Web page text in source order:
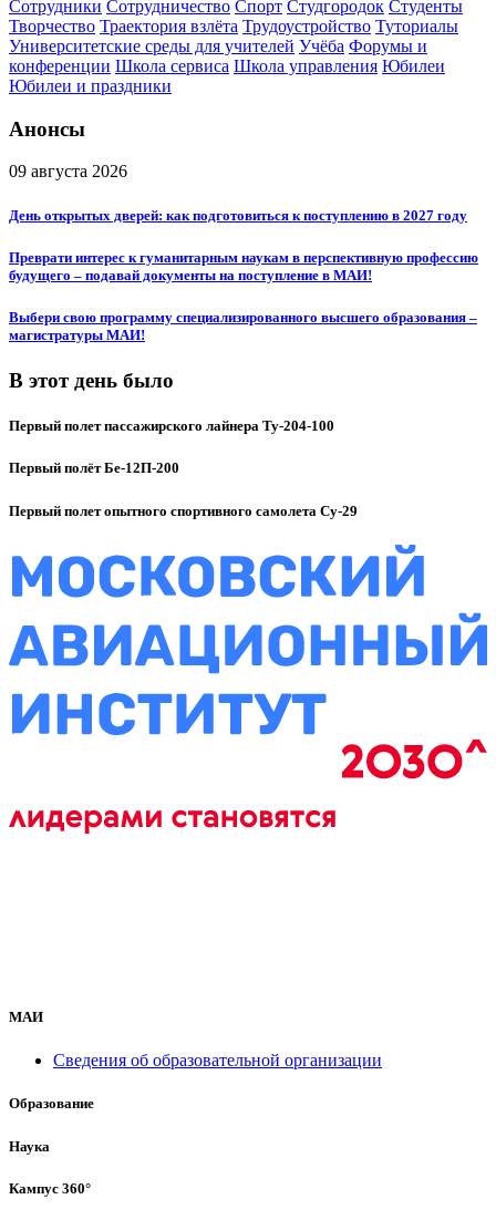
Сотрудники Сотрудничество Спорт Студгородок Студенты
Творчество Траектория взлёта Трудоустройство Туториалы
Университетские среды для учителей Учёба Форумы и
конференции Школа сервиса Школа управления Юбилеи
Юбилеи и праздники
Анонсы
09 августа 2026
День открытых дверей: как подготовиться к поступлению в 2027 году
Преврати интерес к гуманитарным наукам в перспективную профессию
будущего – подавай документы на поступление в МАИ!
Выбери свою программу специализированного высшего образования –
магистратуры МАИ!
В этот день было
Первый полет пассажирского лайнера Ту-204-100
Первый полёт Бе-12П-200
Первый полет опытного спортивного самолета Су-29
МАИ
Сведения об образовательной организации
Образование
Наука
Кампус 360°